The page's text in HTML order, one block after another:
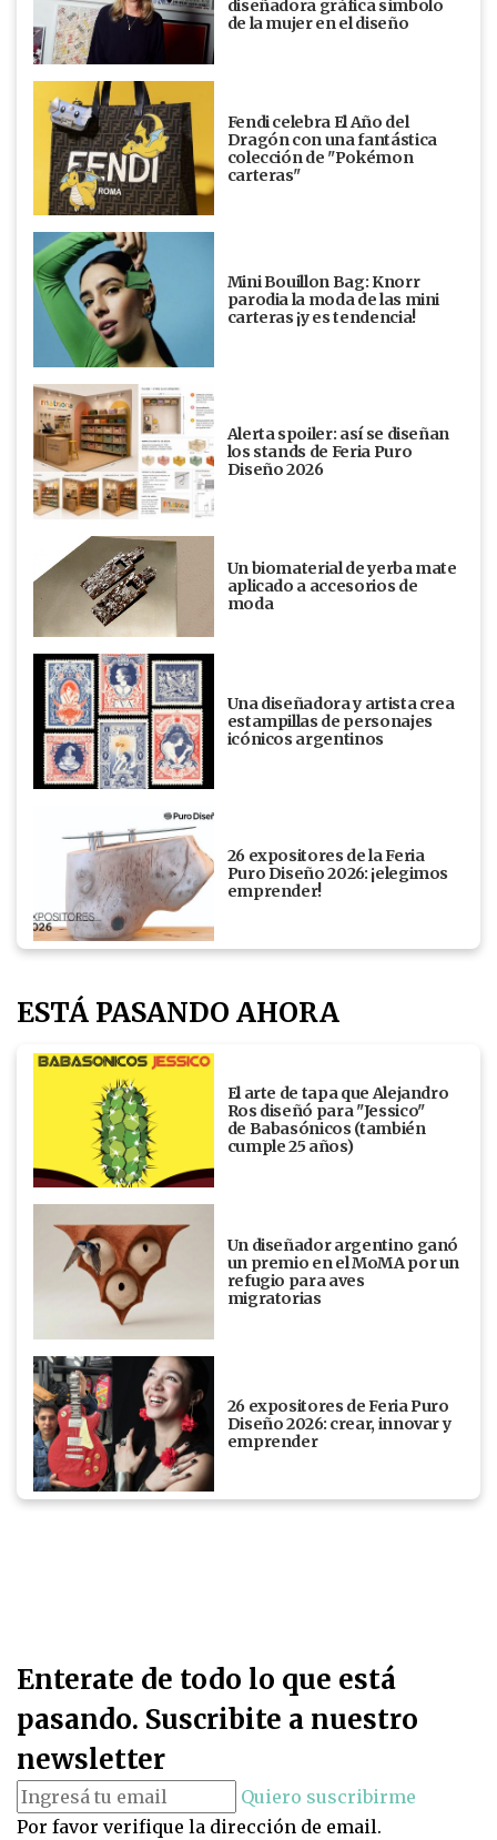
diseñadora gráfica símbolo
de la mujer en el diseño
Fendi celebra El Año del
Dragón con una fantástica
colección de "Pokémon
carteras"
Mini Bouillon Bag: Knorr
parodia la moda de las mini
carteras ¡y es tendencia!
Alerta spoiler: así se diseñan
los stands de Feria Puro
Diseño 2026
Un biomaterial de yerba mate
aplicado a accesorios de
moda
Una diseñadora y artista crea
estampillas de personajes
icónicos argentinos
26 expositores de la Feria
Puro Diseño 2026: ¡elegimos
emprender!
ESTÁ PASANDO AHORA
El arte de tapa que Alejandro
Ros diseñó para "Jessico"
de Babasónicos (también
cumple 25 años)
Un diseñador argentino ganó
un premio en el MoMA por un
refugio para aves
migratorias
26 expositores de Feria Puro
Diseño 2026: crear, innovar y
emprender
Enterate de todo lo que está
pasando. Suscribite a nuestro
newsletter
Quiero suscribirme
Por favor verifique la dirección de email.